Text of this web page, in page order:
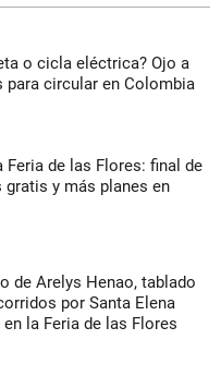
o cicla eléctrica? Ojo a
para circular en Colombia
Feria de las Flores: final de
gratis y más planes en
de Arelys Henao, tablado
por Santa Elena
la Feria de las Flores